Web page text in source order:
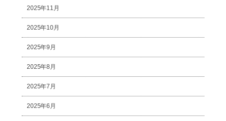
2025年11月
2025年10月
2025年9月
2025年8月
2025年7月
2025年6月